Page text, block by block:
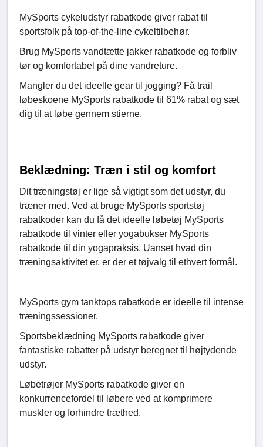
MySports cykeludstyr rabatkode giver rabat til
sportsfolk på top-of-the-line cykeltilbehør.
Brug MySports vandtætte jakker rabatkode og forbliv
tør og komfortabel på dine vandreture.
Mangler du det ideelle gear til jogging? Få trail
løbeskoene MySports rabatkode til 61% rabat og sæt
dig til at løbe gennem stierne.
Beklædning: Træn i stil og komfort
Dit træningstøj er lige så vigtigt som det udstyr, du
træner med. Ved at bruge MySports sportstøj
rabatkoder kan du få det ideelle løbetøj MySports
rabatkode til vinter eller yogabukser MySports
rabatkode til din yogapraksis. Uanset hvad din
træningsaktivitet er, er der et tøjvalg til ethvert formål.
MySports gym tanktops rabatkode er ideelle til intense
træningssessioner.
Sportsbeklædning MySports rabatkode giver
fantastiske rabatter på udstyr beregnet til højtydende
udstyr.
Løbetrøjer MySports rabatkode giver en
konkurrencefordel til løbere ved at komprimere
muskler og forhindre træthed.